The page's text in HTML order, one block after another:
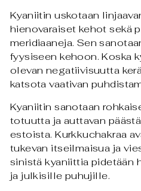
Kyaniitin uskotaan
hienovaraiset kehot sekä
meridiaaneja. Sen
fyysiseen kehoon. Koska
olevan negatiivisuutta
katsota vaativan
Kyaniitin sanotaan
totuutta ja auttavan
estoista. Kurkkuchakraa
tukevan itseilmaisua ja
sinistä kyaniittia
ja julkisille puhujille.